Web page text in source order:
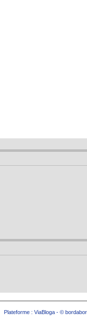
Plateforme : ViaBloga - ©